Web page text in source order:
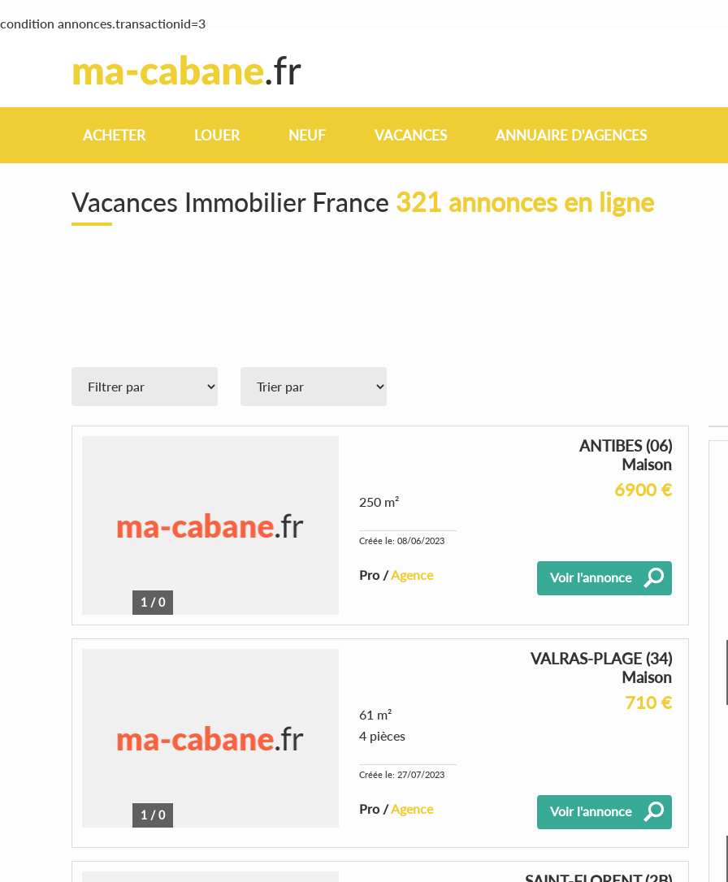
condition annonces.transactionid=3
ACHETER LOUER NEUF VACANCES ANNUAIRE D'AGENCES
Vacances Immobilier France 321 annonces en ligne
1 /0
ANTIBES (06)
Maison
6900 €
250 m²
Créée le: 08/06/2023
Pro /Agence Voir l'annonce
1 /0
VALRAS-PLAGE (34)
Maison
710 €
61 m²
4 pièces
Créée le: 27/07/2023
Pro /Agence Voir l'annonce